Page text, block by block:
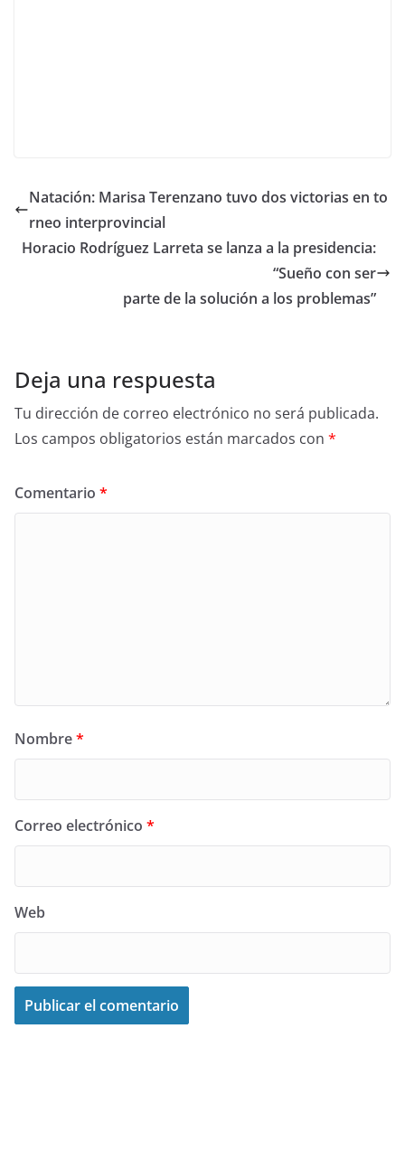
Natación: Marisa Terenzano tuvo dos victorias en to
rneo interprovincial
Horacio Rodríguez Larreta se lanza a la presidencia:
“Sueño con ser
parte de la solución a los problemas”
Deja una respuesta
Tu dirección de correo electrónico no será publicada.
Los campos obligatorios están marcados con *
Comentario *
Nombre*
Correo electrónico *
Web